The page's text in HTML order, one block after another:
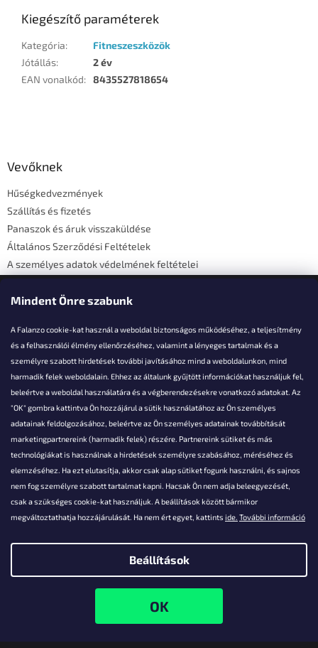
Mindent Önre szabunk
A Falanzo cookie-kat használ a weboldal biztonságos működéséhez, a teljesítmény
és a felhasználói élmény ellenőrzéséhez, valamint a lényeges tartalmak és a
személyre szabott hirdetések további javításához mind a weboldalunkon, mind
harmadik felek weboldalain. Ehhez az általunk gyűjtött információkat használjuk fel,
beleértve a weboldal használatára és a végberendezésekre vonatkozó adatokat. Az
"OK" gombra kattintva Ön hozzájárul a sütik használatához az Ön személyes
adatainak feldolgozásához, beleértve az Ön személyes adatainak továbbítását
marketingpartnereink (harmadik felek) részére. Partnereink sütiket és más
technológiákat is használnak a hirdetések személyre szabásához, méréséhez és
elemzéséhez. Ha ezt elutasítja, akkor csak alap sütiket fogunk használni, és sajnos
nem fog személyre szabott tartalmat kapni. Hacsak Ön nem adja beleegyezését,
csak a szükséges cookie-kat használjuk. A beállítások között bármikor
megváltoztathatja hozzájárulását. Ha nem ért egyet, kattints ide. További információ
Beállítások
Kiegészítő paraméterek
Kategória:
Fitneszeszközök
Jótállás:
2 év
EAN vonalkód: 8435527818654
Vevőknek
Hűségkedvezmények
Szállítás és fizetés
Panaszok és áruk visszaküldése
Általános Szerződési Feltételek
A személyes adatok védelmének feltételei
Elérhetőségi adatok
Akarsz kérdezni valamit?
info@falanzo.hu
Falanzo.hu. Minden jog fenntartva.